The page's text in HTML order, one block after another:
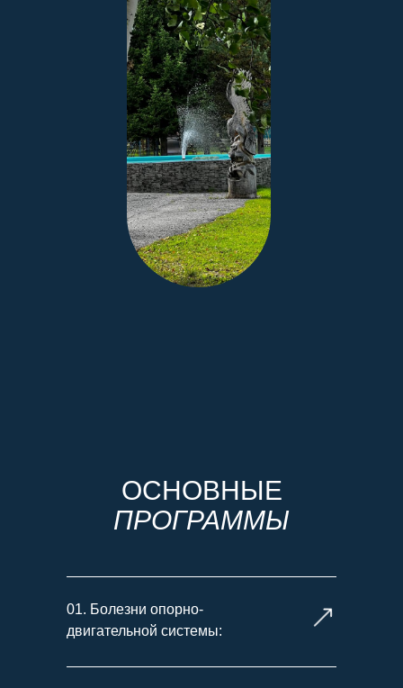
ОСНОВНЫЕ
ПРОГРАММЫ
01. Болезни опорно-
двигательной системы: